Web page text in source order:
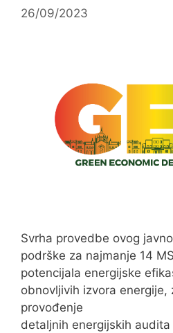
26/09/2023
Svrha provedbe ovog
podrške za najmanje 14
potencijala energijske
obnovljivih izvora energije,
provođenje
detaljnih energijskih